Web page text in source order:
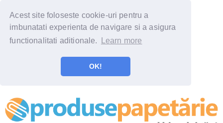
Acest site foloseste cookie-uri pentru a
imbunatati experienta de navigare si a asigura
functionalitati aditionale.
Learn more
OK!